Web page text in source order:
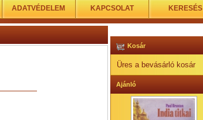
ADATVÉDELEM KAPCSOLAT KERESÉS
Kosár
Üres a bevásárló kosár
Ajánló